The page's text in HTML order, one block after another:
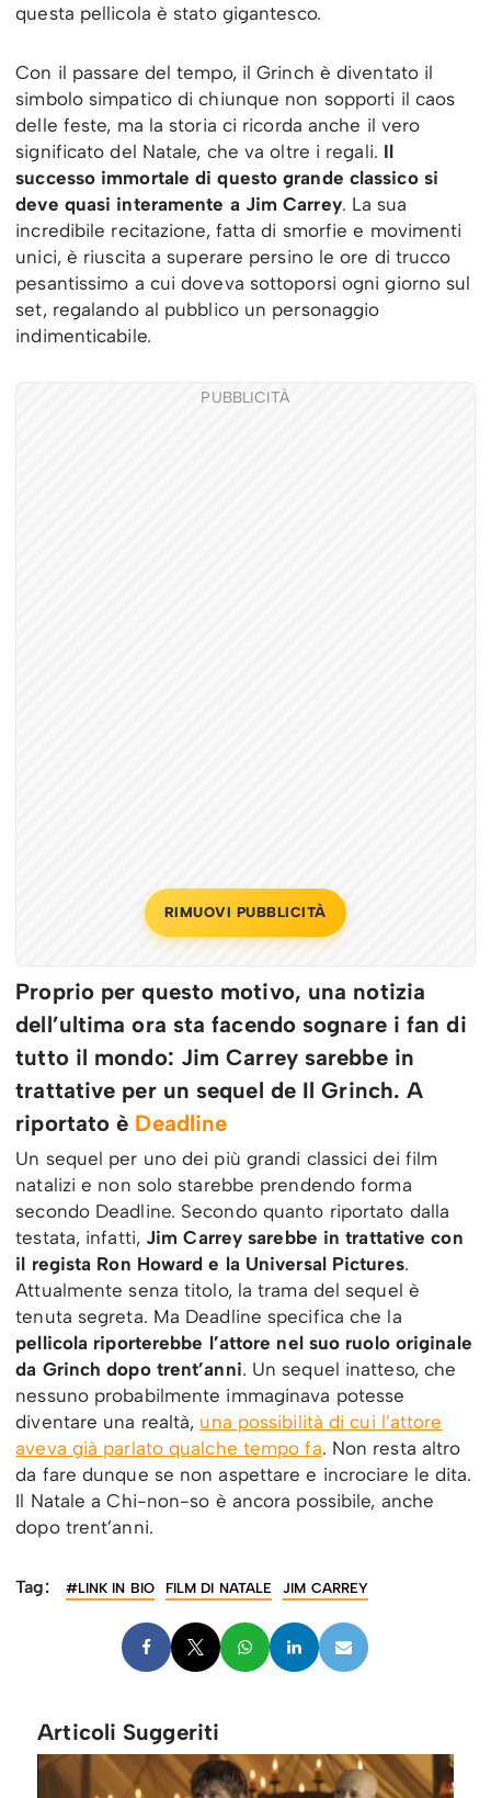
questa pellicola è stato gigantesco.
Con il passare del tempo, il Grinch è diventato il
simbolo simpatico di chiunque non sopporti il caos
delle feste, ma la storia ci ricorda anche il vero
significato del Natale, che va oltre i regali. Il
successo immortale di questo grande classico si
deve quasi interamente a Jim Carrey. La sua
incredibile recitazione, fatta di smorfie e movimenti
unici, è riuscita a superare persino le ore di trucco
pesantissimo a cui doveva sottoporsi ogni giorno sul
set, regalando al pubblico un personaggio
indimenticabile.
PUBBLICITÀ
RIMUOVI PUBBLICITÀ
Proprio per questo motivo, una notizia
dell’ultima ora sta facendo sognare i fan di
tutto il mondo: Jim Carrey sarebbe in
trattative per un sequel de Il Grinch. A
riportato è Deadline
Un sequel per uno dei più grandi classici dei film
natalizi e non solo starebbe prendendo forma
secondo Deadline. Secondo quanto riportato dalla
testata, infatti, Jim Carrey sarebbe in trattative con
il regista Ron Howard e la Universal Pictures.
Attualmente senza titolo, la trama del sequel è
tenuta segreta. Ma Deadline specifica che la
pellicola riporterebbe l’attore nel suo ruolo originale
da Grinch dopo trent’anni. Un sequel inatteso, che
nessuno probabilmente immaginava potesse
diventare una realtà, una possibilità di cui l’attore
aveva già parlato qualche tempo fa. Non resta altro
da fare dunque se non aspettare e incrociare le dita.
Il Natale a Chi-non-so è ancora possibile, anche
dopo trent’anni.
Tag: #LINK IN BIO FILM DI NATALE JIM CARREY
Articoli Suggeriti